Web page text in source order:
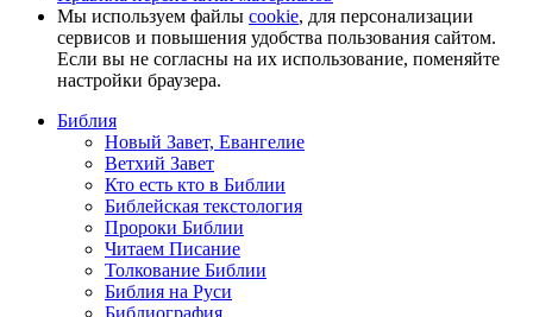
Мы используем файлы cookie, для персонализации
сервисов и повышения удобства пользования сайтом.
Если вы не согласны на их использование, поменяйте
настройки браузера.
Библия
Новый Завет, Евангелие
Ветхий Завет
Кто есть кто в Библии
Библейская текстология
Пророки Библии
Читаем Писание
Толкование Библии
Библия на Руси